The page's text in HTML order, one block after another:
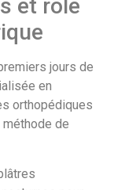
et rôle
jours de
en
orthopédiques
de